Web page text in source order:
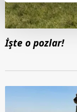
reklamların
kalemimiz
Her halükârda,
Sizlere daha iyi
Sitemizde
İşte o pozlar!